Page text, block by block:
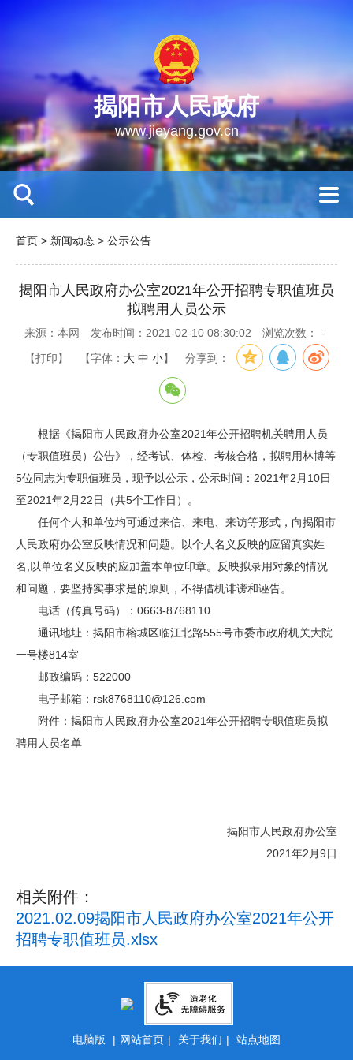
揭阳市人民政府
www.jieyang.gov.cn
首页 > 新闻动态 > 公示公告
揭阳市人民政府办公室2021年公开招聘专职值班员
拟聘用人员公示
来源：本网 发布时间：2021-02-10 08:30:02 浏览次数： -
【打印】 【字体： 大 中 小】 分享到：
根据《揭阳市人民政府办公室2021年公开招聘机关聘用人员
（专职值班员）公告》，经考试、体检、考核合格，拟聘用林博等
5位同志为专职值班员，现予以公示，公示时间：2021年2月10日
至2021年2月22日（共5个工作日）。
任何个人和单位均可通过来信、来电、来访等形式，向揭阳市
人民政府办公室反映情况和问题。以个人名义反映的应留真实姓
名;以单位名义反映的应加盖本单位印章。反映拟录用对象的情况
和问题，要坚持实事求是的原则，不得借机诽谤和诬告。
电话（传真号码）：0663-8768110
通讯地址：揭阳市榕城区临江北路555号市委市政府机关大院
一号楼814室
邮政编码：522000
电子邮箱：rsk8768110@126.com
附件：揭阳市人民政府办公室2021年公开招聘专职值班员拟
聘用人员名单
揭阳市人民政府办公室
2021年2月9日
相关附件：
2021.02.09揭阳市人民政府办公室2021年公开
招聘专职值班员.xlsx
电脑版 | 网站首页 | 关于我们 | 站点地图